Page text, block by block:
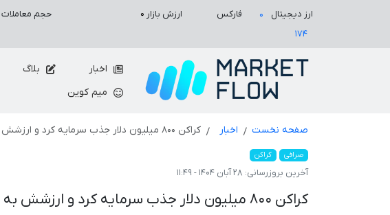
ارز دیجیتال ۰
فارکس
۱۷۴
ارزش بازار ۰ حجم معاملات
اخبار بلاگ
میم کوین
صفحه نخست اخبار کراکن ۸۰۰ میلیون دلار جذب سرمایه کرد و ارزشش به ۲۰ میلیارد دلار رسید
صرافی کراکن
آخرین بروزرسانی: ۲۸ آبان ۱۴۰۴ - ۱۱:۴۹
کراکن ۸۰۰ میلیون دلار جذب سرمایه کرد و ارزشش به ۲۰ میلیارد دلار رسید